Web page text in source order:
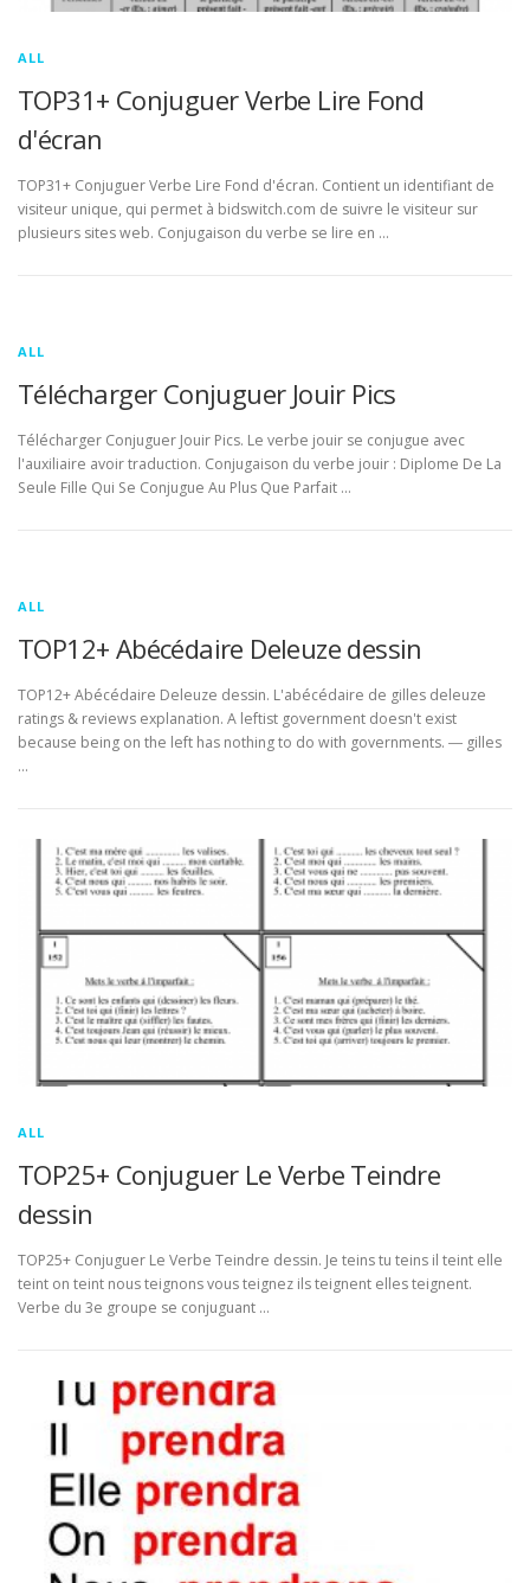
ALL
TOP31+ Conjuguer Verbe Lire Fond
d'écran
TOP31+ Conjuguer Verbe Lire Fond d'écran. Contient un identifiant de
visiteur unique, qui permet à bidswitch.com de suivre le visiteur sur
plusieurs sites web. Conjugaison du verbe se lire en …
ALL
Télécharger Conjuguer Jouir Pics
Télécharger Conjuguer Jouir Pics. Le verbe jouir se conjugue avec
l'auxiliaire avoir traduction. Conjugaison du verbe jouir : Diplome De La
Seule Fille Qui Se Conjugue Au Plus Que Parfait …
ALL
TOP12+ Abécédaire Deleuze dessin
TOP12+ Abécédaire Deleuze dessin. L'abécédaire de gilles deleuze
ratings & reviews explanation. A leftist government doesn't exist
because being on the left has nothing to do with governments. ― gilles
…
ALL
TOP25+ Conjuguer Le Verbe Teindre
dessin
TOP25+ Conjuguer Le Verbe Teindre dessin. Je teins tu teins il teint elle
teint on teint nous teignons vous teignez ils teignent elles teignent.
Verbe du 3e groupe se conjuguant …